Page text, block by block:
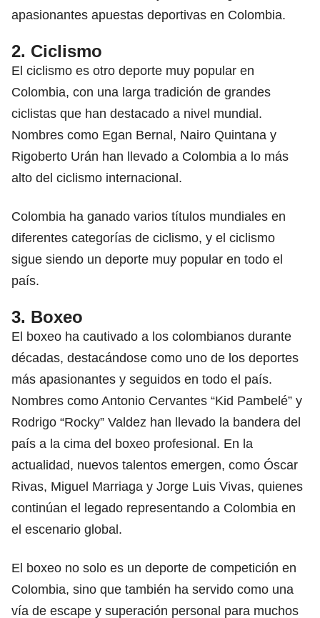
apasionantes apuestas deportivas en Colombia.
2. Ciclismo
El ciclismo es otro deporte muy popular en
Colombia, con una larga tradición de grandes
ciclistas que han destacado a nivel mundial.
Nombres como Egan Bernal, Nairo Quintana y
Rigoberto Urán han llevado a Colombia a lo más
alto del ciclismo internacional.
Colombia ha ganado varios títulos mundiales en
diferentes categorías de ciclismo, y el ciclismo
sigue siendo un deporte muy popular en todo el
país.
3. Boxeo
El boxeo ha cautivado a los colombianos durante
décadas, destacándose como uno de los deportes
más apasionantes y seguidos en todo el país.
Nombres como Antonio Cervantes “Kid Pambelé” y
Rodrigo “Rocky” Valdez han llevado la bandera del
país a la cima del boxeo profesional. En la
actualidad, nuevos talentos emergen, como Óscar
Rivas, Miguel Marriaga y Jorge Luis Vivas, quienes
continúan el legado representando a Colombia en
el escenario global.
El boxeo no solo es un deporte de competición en
Colombia, sino que también ha servido como una
vía de escape y superación personal para muchos